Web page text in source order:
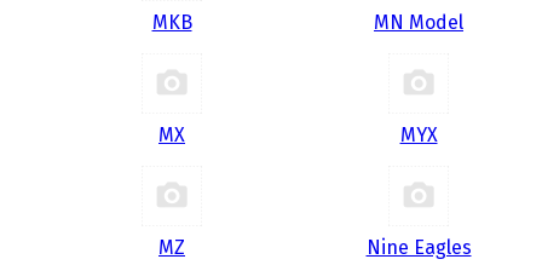
MKB MN Model
MX MYX
MZ Nine Eagles